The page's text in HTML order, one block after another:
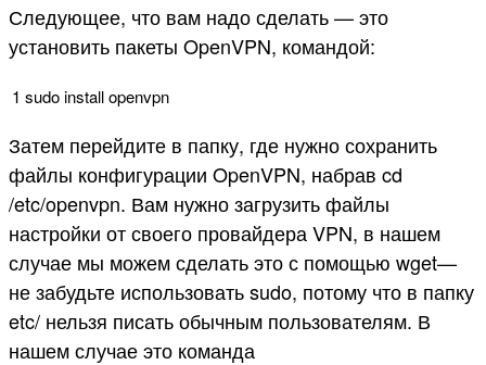
Следующее, что вам надо сделать — это
установить пакеты OpenVPN, командой:
1 sudoinstallopenvpn
Затем перейдите в папку, где нужно сохранить
файлы конфигурации OpenVPN, набрав cd
/etc/openvpn. Вам нужно загрузить файлы
настройки от своего провайдера VPN, в нашем
случае мы можем сделать это с помощью wget—
не забудьте использовать sudo, потому что в папку
etc/ нельзя писать обычным пользователям. В
нашем случае это команда